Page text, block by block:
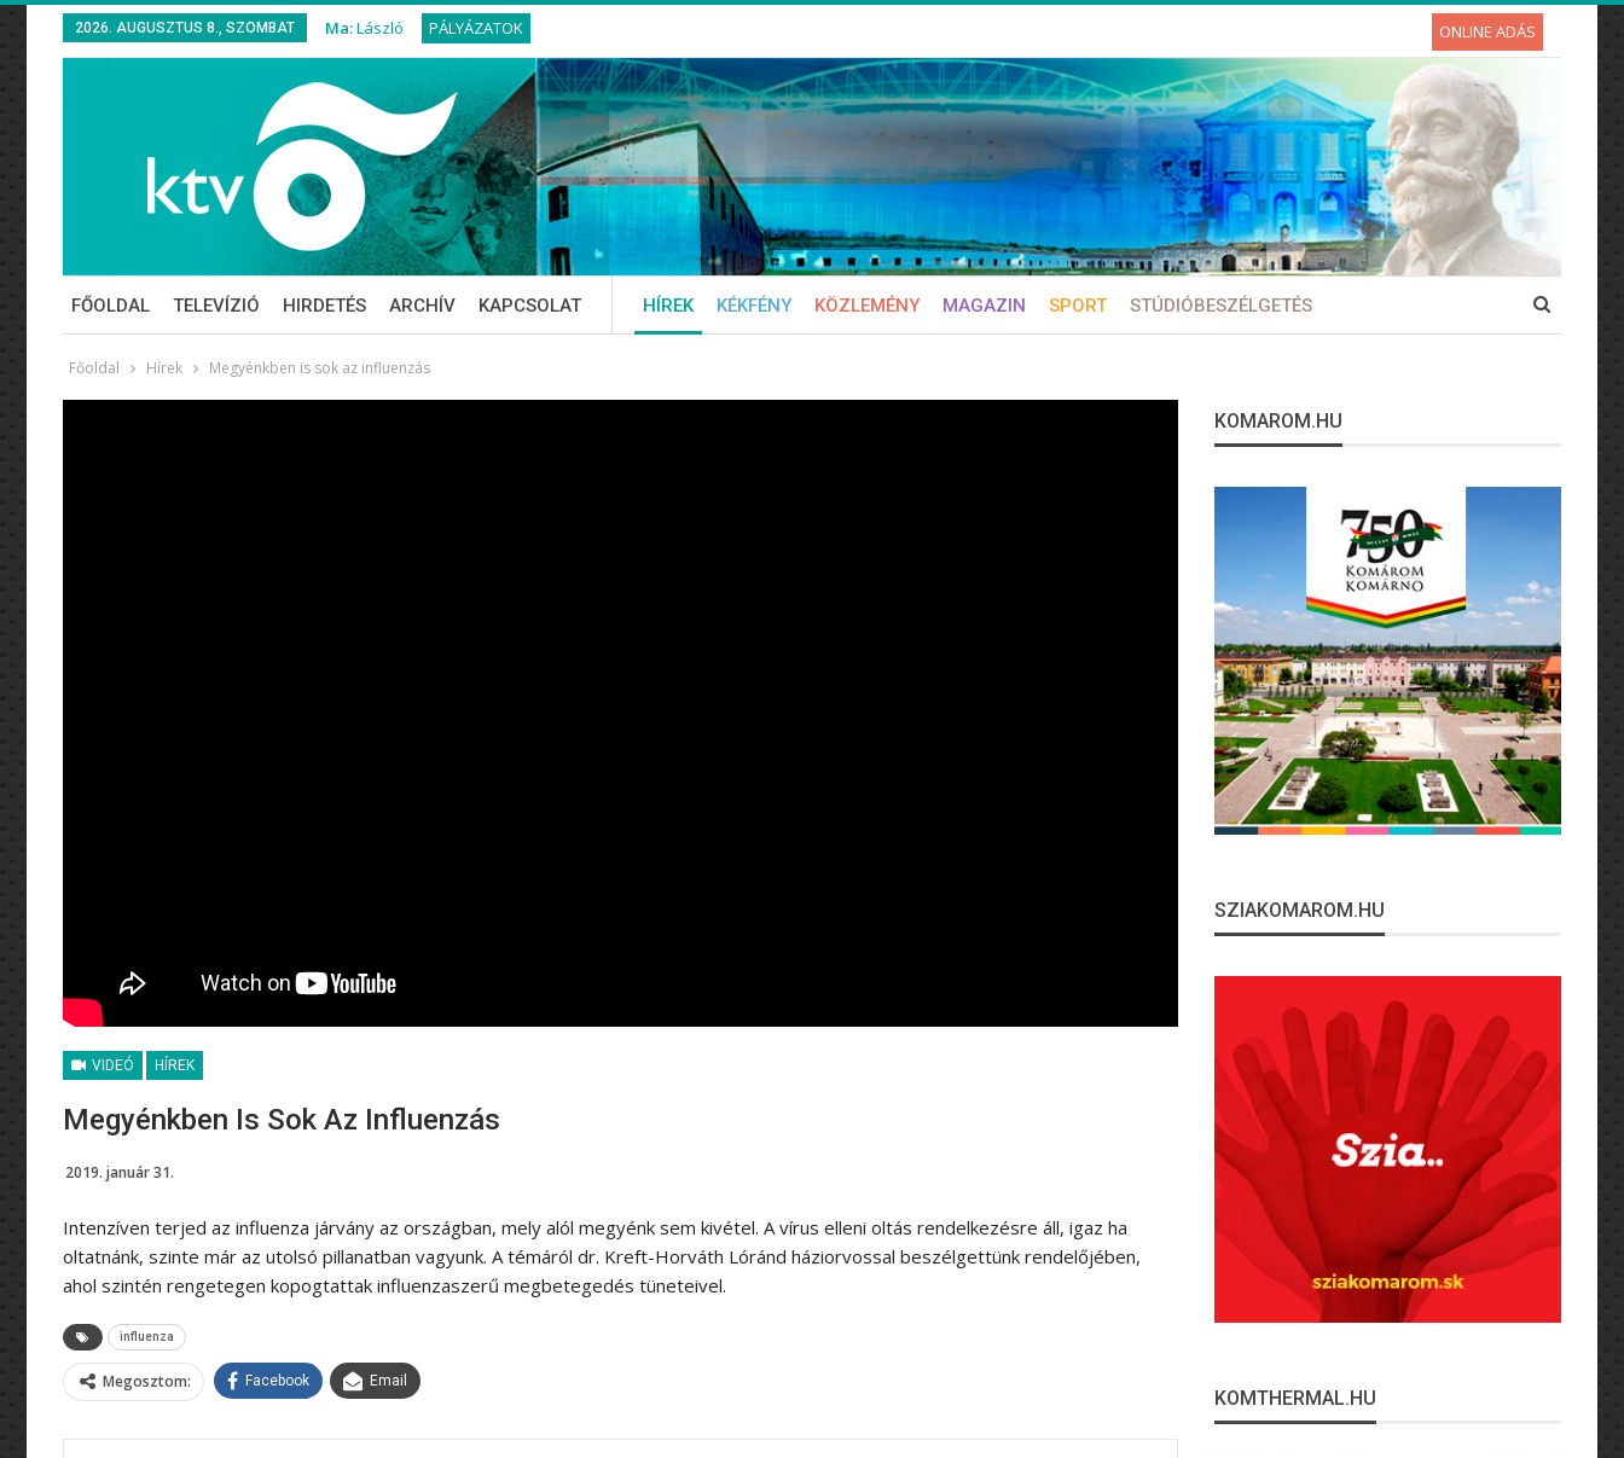
2026. AUGUSZTUS 8., SZOMBAT Ma:László PÁLYÁZATOK ONLINE ADÁS
FŐOLDAL TELEVÍZIÓ HIRDETÉS ARCHÍV KAPCSOLAT HÍREK KÉKFÉNY KÖZLEMÉNY MAGAZIN SPORT STÚDIÓBESZÉLGETÉS
Főoldal Hírek Megyénkben is sok az influenzás
VIDEÓ HÍREK
Megyénkben Is Sok Az Influenzás
2019. január 31.
Intenzíven terjed az influenza járvány az országban, mely alól megyénk sem kivétel. A vírus elleni oltás rendelkezésre áll, igaz ha
oltatnánk, szinte már az utolsó pillanatban vagyunk. A témáról dr. Kreft-Horváth Lóránd háziorvossal beszélgettünk rendelőjében,
ahol szintén rengetegen kopogtattak influenzaszerű megbetegedés tüneteivel.
influenza
Megosztom: Facebook Email
KOMAROM.HU
SZIAKOMAROM.HU
KOMTHERMAL.HU